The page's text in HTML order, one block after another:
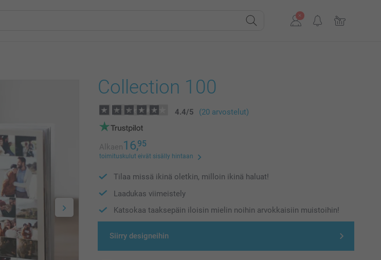
Collection 100
4.4/5 (20 arvostelut)
Alkaen16,95
toimituskulut eivät sisälly hintaan
Tilaa missä ikinä oletkin, milloin ikinä haluat!
Laadukas viimeistely
Katsokaa taaksepäin iloisin mielin noihin arvokkaisiin muistoihin!
Siirry designeihin